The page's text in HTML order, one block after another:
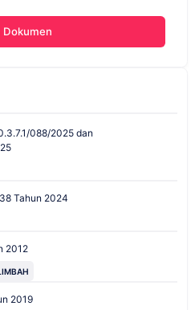
Dokumen
088/2025 dan
Tahun 2024
2012
2019